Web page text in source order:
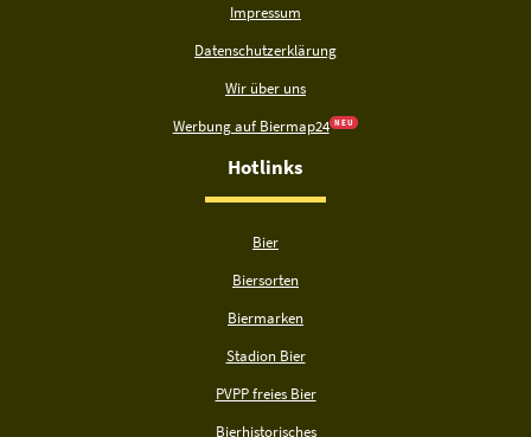
Impressum
Datenschutzerklärung
Wir über uns
Werbung auf Biermap24 N E U
Hotlinks
Bier
Biersorten
Biermarken
Stadion Bier
PVPP freies Bier
Bierhistorisches